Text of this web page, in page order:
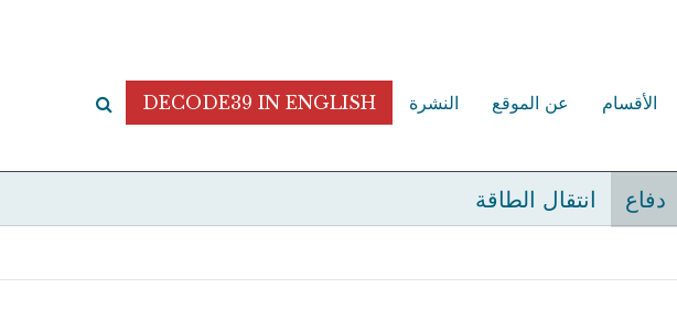
الأقسام عن الموقع النشرة DECODE39 IN ENGLISH
دفاع انتقال الطاقة